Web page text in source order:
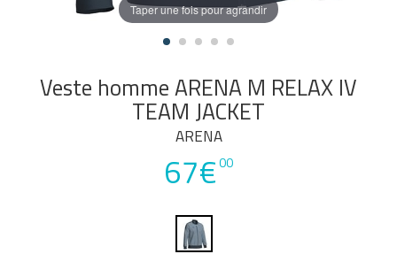
Taper une fois pour agrandir
Veste homme ARENA M RELAX IV
TEAM JACKET
ARENA
67€00